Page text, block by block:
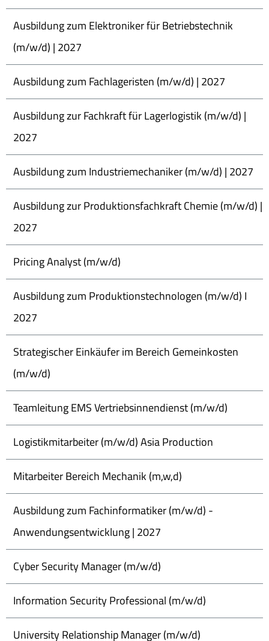
Ausbildung zum Elektroniker für Betriebstechnik
(m/w/d) | 2027
Ausbildung zum Fachlageristen (m/w/d) | 2027
Ausbildung zur Fachkraft für Lagerlogistik (m/w/d) |
2027
Ausbildung zum Industriemechaniker (m/w/d) | 2027
Ausbildung zur Produktionsfachkraft Chemie (m/w/d) |
2027
Pricing Analyst (m/w/d)
Ausbildung zum Produktionstechnologen (m/w/d) I
2027
Strategischer Einkäufer im Bereich Gemeinkosten
(m/w/d)
Teamleitung EMS Vertriebsinnendienst (m/w/d)
Logistikmitarbeiter (m/w/d) Asia Production
Mitarbeiter Bereich Mechanik (m,w,d)
Ausbildung zum Fachinformatiker (m/w/d) -
Anwendungsentwicklung | 2027
Cyber Security Manager (m/w/d)
Information Security Professional (m/w/d)
University Relationship Manager (m/w/d)